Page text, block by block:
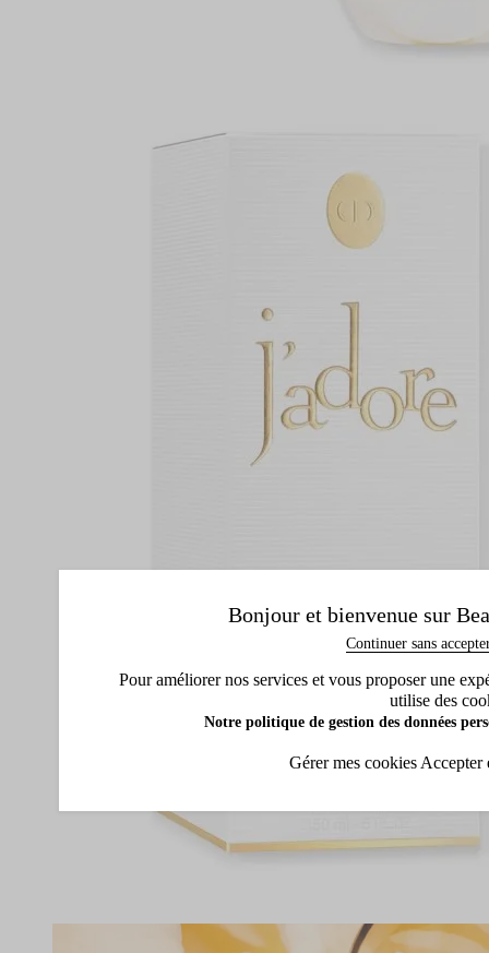
Bonjour et bienvenue sur
Continuer sans
Pour améliorer nos services et vous proposer une
utilise des
Notre politique de gestion des données
Gérer mes cookies Accepter